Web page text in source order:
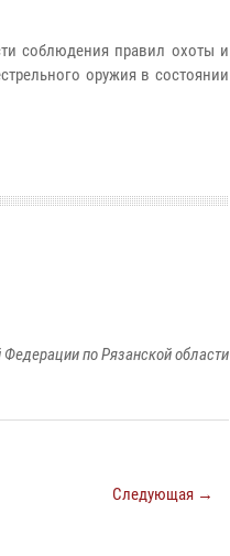
соблюдения правил охоты и
оружия в состоянии
по Рязанской области
Следующая →